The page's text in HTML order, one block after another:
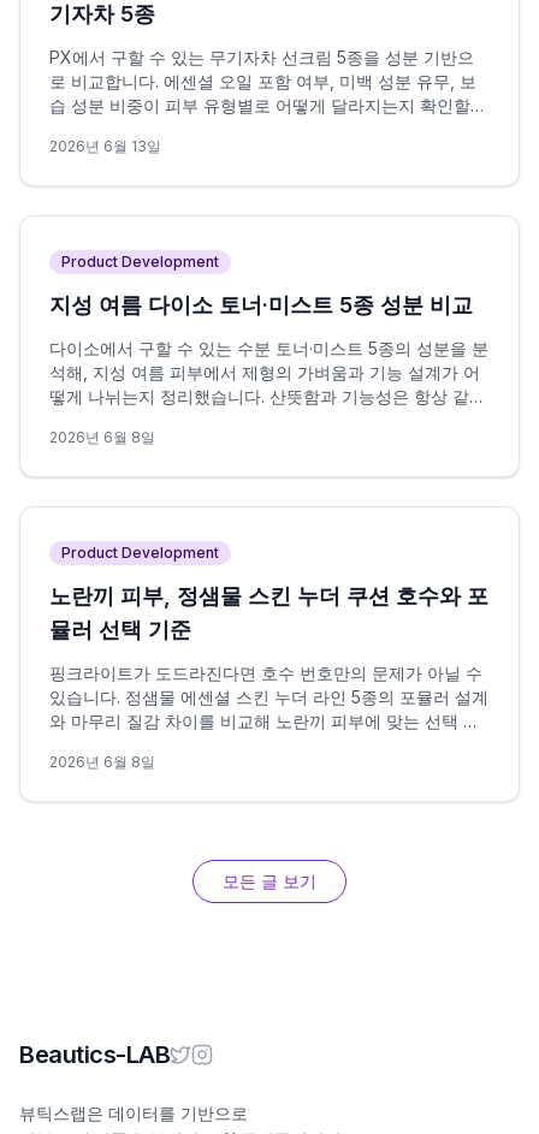
기자차 5종
PX에서 구할 수 있는 무기자차 선크림 5종을 성분 기반으
로 비교합니다. 에센셜 오일 포함 여부, 미백 성분 유무, 보
습 성분 비중이 피부 유형별로 어떻게 달라지는지 확인할
2026년 6월 13일
Product Development
지성 여름 다이소 토너·미스트 5종 성분 비교
다이소에서 구할 수 있는 수분 토너·미스트 5종의 성분을 분
석해, 지성 여름 피부에서 제형의 가벼움과 기능 설계가 어
떻게 나뉘는지 정리했습니다. 산뜻함과 기능성은 항상 같은
다.
2026년 6월 8일
Product Development
노란끼 피부, 정샘물 스킨 누더 쿠션 호수와 포
뮬러 선택 기준
핑크라이트가 도드라진다면 호수 번호만의 문제가 아닐 수
있습니다. 정샘물 에센셜 스킨 누더 라인 5종의 포뮬러 설계
와 마무리 질감 차이를 비교해 노란끼 피부에 맞는 선택 조
2026년 6월 8일
모든 글 보기
Beautics-LAB
뷰틱스랩은 데이터를 기반으로